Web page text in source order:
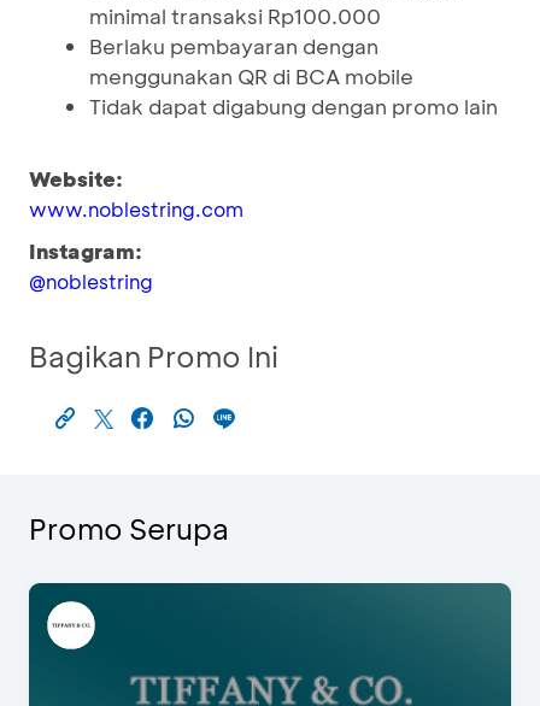
minimal transaksi Rp100.000
Berlaku pembayaran dengan
menggunakan QR di BCA mobile
Tidak dapat digabung dengan promo lain
Website:
www.noblestring.com
Instagram:
@noblestring
Bagikan Promo Ini
Promo Serupa